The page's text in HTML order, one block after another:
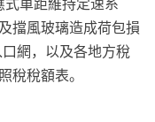
車距維持定速系
擋風玻璃造成荷包損
網，以及各地方稅
稅稅額表。